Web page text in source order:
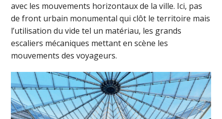
avec les mouvements horizontaux de la ville. Ici, pas
de front urbain monumental qui clôt le territoire mais
l’utilisation du vide tel un matériau, les grands
escaliers mécaniques mettant en scène les
mouvements des voyageurs.